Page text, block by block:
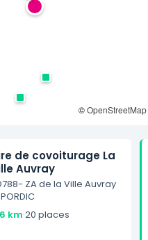
©OpenStreetMap
de covoiturage La
Auvray
ZA de la Ville Auvray
km·20 places